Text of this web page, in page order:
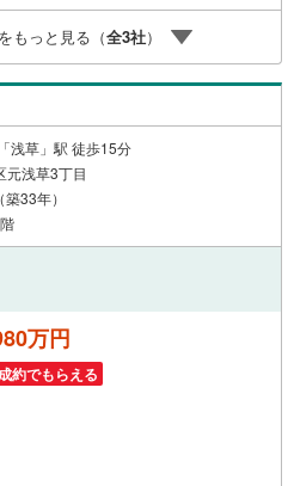
もっと見る（全3社）
浅草」駅 徒歩15分
元浅草3丁目
33年）
万円
約でもらえる